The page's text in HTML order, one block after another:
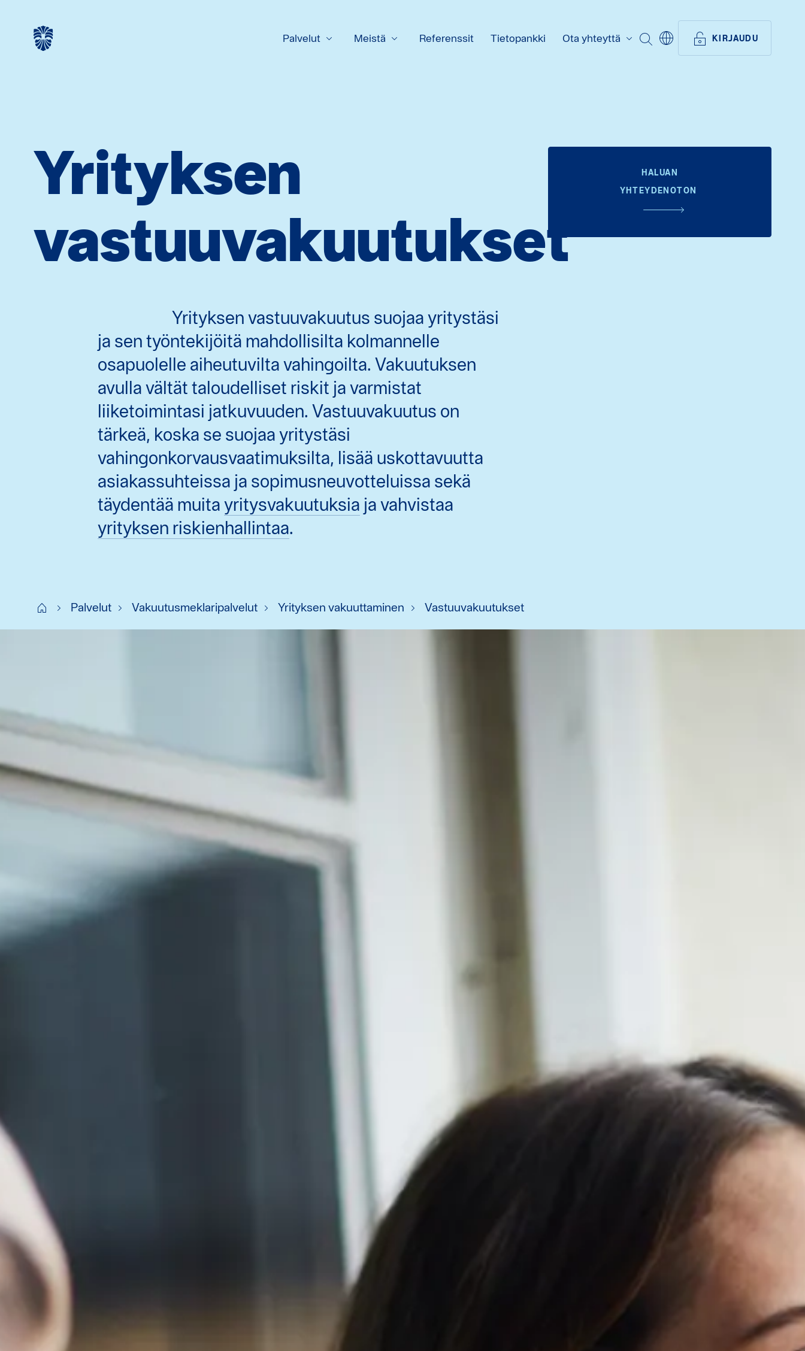
Palvelut Meistä Referenssit Tietopankki Ota yhteyttä ETSI KIRJAUDU
Yrityksen
vastuuvakuutukset
Yrityksen vastuuvakuutus suojaa yritystäsi
ja sen työntekijöitä mahdollisilta kolmannelle
osapuolelle aiheutuvilta vahingoilta. Vakuutuksen
avulla vältät taloudelliset riskit ja varmistat
liiketoimintasi jatkuvuuden. Vastuuvakuutus on
tärkeä, koska se suojaa yritystäsi
vahingonkorvausvaatimuksilta, lisää uskottavuutta
asiakassuhteissa ja sopimusneuvotteluissa sekä
täydentää muitayritysvakuutuksia ja vahvistaa
yrityksen riskienhallintaa.
HALUAN
YHTEYDENOTON
Start FI Palvelut Vakuutusmeklaripalvelut Yrityksen vakuuttaminen Vastuuvakuutukset